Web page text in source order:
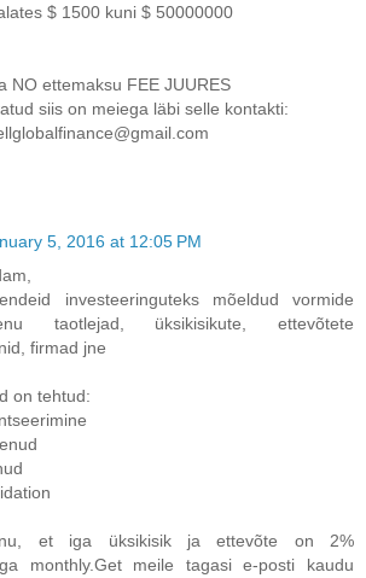
$ 1500 kuni $ 50000000
NO ettemaksu FEE JUURES
siis on meiega läbi selle kontakti:
5, 2016 at 12:05 PM
investeeringuteks mõeldud vormide
taotlejad, üksikisikute, ettevõtete
firmad jne
on tehtud:
et iga üksikisik ja ettevõte on 2%
monthly.Get meile tagasi e-posti kaudu